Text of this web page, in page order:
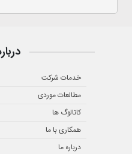
خدمات شرکت
مطالعات موردی
کاتالوگ ها
همکاری با ما
درباره ما